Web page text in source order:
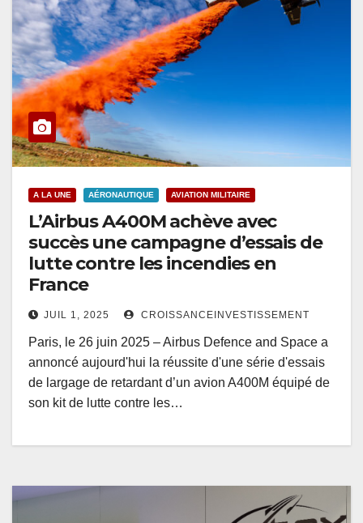
A LA UNE AÉRONAUTIQUE AVIATION MILITAIRE
L’Airbus A400M achève avec
succès une campagne d’essais de
lutte contre les incendies en
France
JUIL 1, 2025 CROISSANCEINVESTISSEMENT
Paris, le 26 juin 2025 – Airbus Defence and Space a
annoncé aujourd'hui la réussite d'une série d'essais
de largage de retardant d’un avion A400M équipé de
son kit de lutte contre les…